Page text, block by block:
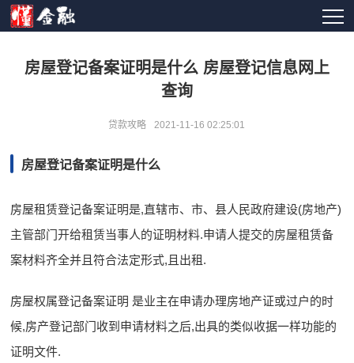
房屋登记备案证明是什么 房屋登记信息网上
查询
贷款攻略 2021-11-16 02:25:01
房屋登记备案证明是什么
房屋租赁登记备案证明是,直辖市、市、县人民政府建设(房地产)
主管部门开给租赁当事人的证明材料.申请人提交的房屋租赁备
案材料齐全并且符合法定形式,且出租.
房屋权属登记备案证明 是业主在申请办理房地产证或过户的时
候,房产登记部门收到申请材料之后,出具的类似收据一样功能的
证明文件.